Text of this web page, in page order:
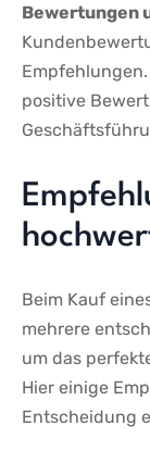
Bewertungen
positive
Beim Kauf
mehrere
um⁣ das
Hier einige
‌Entscheidung